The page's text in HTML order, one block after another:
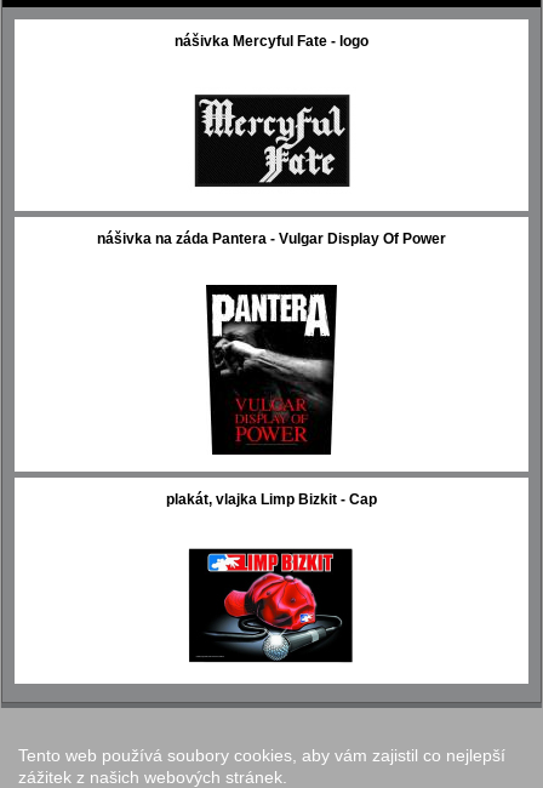
nášivka Mercyful Fate - logo
nášivka na záda Pantera - Vulgar Display Of Power
plakát, vlajka Limp Bizkit - Cap
Nastavení cookies
Tento web používá soubory cookies, aby vám zajistil co nejlepší
zážitek z našich webových stránek.